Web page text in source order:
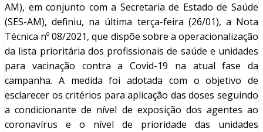
AM), em conjunto com a Secretaria de Estado de Saúde
(SES-AM), definiu, na última terça-feira (26/01), a Nota
Técnica nº 08/2021, que dispõe sobre a operacionalização
da lista prioritária dos profissionais de saúde e unidades
para vacinação contra a Covid-19 na atual fase da
campanha. A medida foi adotada com o objetivo de
esclarecer os critérios para aplicação das doses seguindo
a condicionante de nível de exposição dos agentes ao
coronavírus e o nível de prioridade das unidades